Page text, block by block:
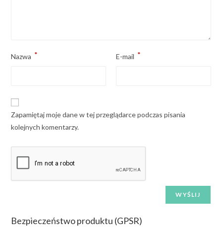
Nazwa * E-mail *
Zapamiętaj moje dane w tej przeglądarce podczas pisania
kolejnych komentarzy.
Bezpieczeństwo produktu (GPSR)